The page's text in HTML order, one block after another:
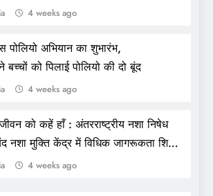
4 weeks ago
पोलियो अभियान का शुभारंभ,
बच्चों को पिलाई पोलियो की दो बूंद
4 weeks ago
को कहें हाँ : अंतरराष्ट्रीय नशा निषेध
नशा मुक्ति केंद्र में विधिक जागरूकता शिविर
4 weeks ago
पर्यावरण दिवस पर कलेक्टर श्री उइके
को जल संरक्षण की दिलाई शपथ